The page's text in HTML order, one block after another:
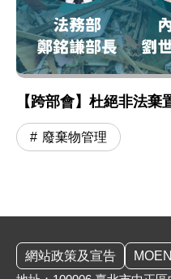
【跨部會】杜絕非法
廢棄物管理
網站政策及宣告